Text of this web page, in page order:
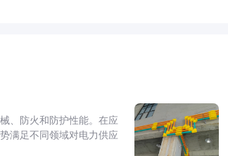
、防火和防护性能。在应
满足不同领域对电力供应